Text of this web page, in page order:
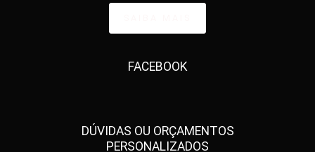
FACEBOOK
DÚVIDAS OU ORÇAMENTOS
PERSONALIZADOS